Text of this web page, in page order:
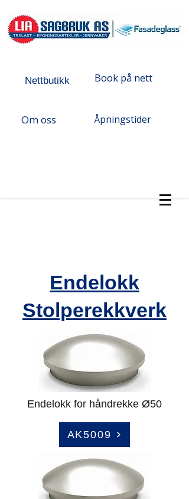
Nettbutikk Book på nett
Om oss Åpningstider
Endelokk
Stolperekkverk
Endelokk for håndrekke Ø50
AK5009